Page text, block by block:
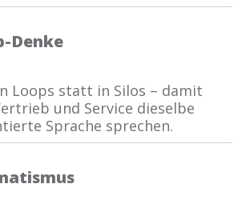
Denke
Loops statt in Silos – damit
und Service dieselbe
Sprache sprechen.